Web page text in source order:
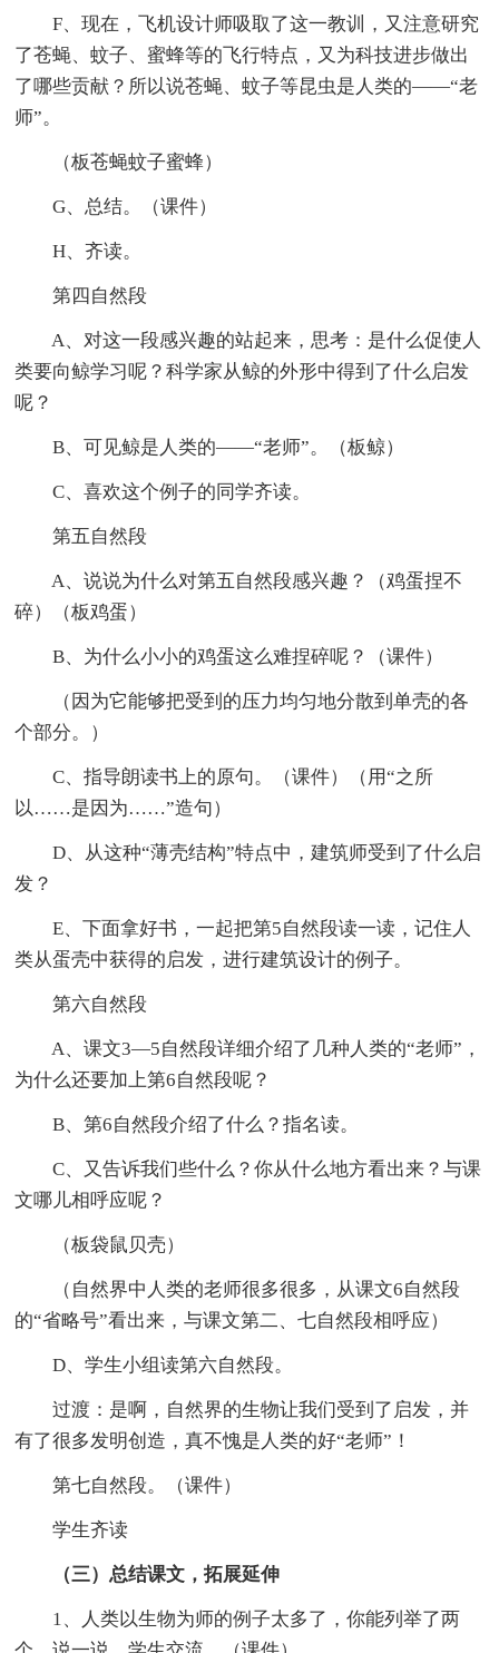
F、现在，飞机设计师吸取了这一教训，又注意研究
了苍蝇、蚊子、蜜蜂等的飞行特点，又为科技进步做出
了哪些贡献？所以说苍蝇、蚊子等昆虫是人类的——“老
师”。
（板苍蝇蚊子蜜蜂）
G、总结。（课件）
H、齐读。
第四自然段
A、对这一段感兴趣的站起来，思考：是什么促使人
类要向鲸学习呢？科学家从鲸的外形中得到了什么启发
呢？
B、可见鲸是人类的——“老师”。（板鲸）
C、喜欢这个例子的同学齐读。
第五自然段
A、说说为什么对第五自然段感兴趣？（鸡蛋捏不
碎）（板鸡蛋）
B、为什么小小的鸡蛋这么难捏碎呢？（课件）
（因为它能够把受到的压力均匀地分散到单壳的各
个部分。）
C、指导朗读书上的原句。（课件）（用“之所
以……是因为……”造句）
D、从这种“薄壳结构”特点中，建筑师受到了什么启
发？
E、下面拿好书，一起把第5自然段读一读，记住人
类从蛋壳中获得的启发，进行建筑设计的例子。
第六自然段
A、课文3—5自然段详细介绍了几种人类的“老师”，
为什么还要加上第6自然段呢？
B、第6自然段介绍了什么？指名读。
C、又告诉我们些什么？你从什么地方看出来？与课
文哪儿相呼应呢？
（板袋鼠贝壳）
（自然界中人类的老师很多很多，从课文6自然段
的“省略号”看出来，与课文第二、七自然段相呼应）
D、学生小组读第六自然段。
过渡：是啊，自然界的生物让我们受到了启发，并
有了很多发明创造，真不愧是人类的好“老师”！
第七自然段。（课件）
学生齐读
（三）总结课文，拓展延伸
1、人类以生物为师的例子太多了，你能列举了两